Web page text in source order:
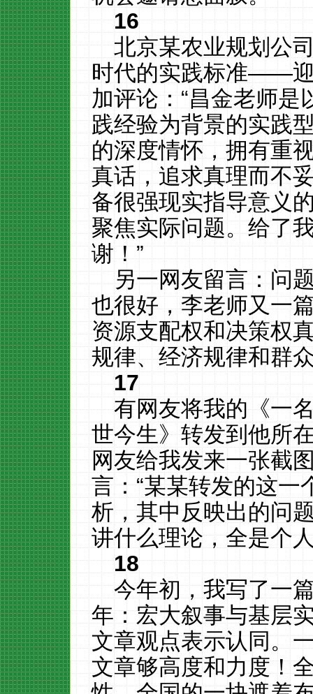
16
北京某农业规划公
时代的实践标准——
加评论：“昌金老师是
践经验为背景的实践
的深度情怀，拥有重
真话，追求真理而不
备很强现实指导意义
聚焦实际问题。给了
谢！”
另一网友留言：问
也很好，李老师又一
资源支配权和决策权
规律、经济规律和群
17
有网友将我的《一
世今生》转发到他所
网友给我发来一张截
言：“某某转发的这一
析，其中反映出的问
讲什么理论，全是个
18
今年初，我写了一
年：宏大叙事与基层
文章观点表示认同。
文章够高度和力度！